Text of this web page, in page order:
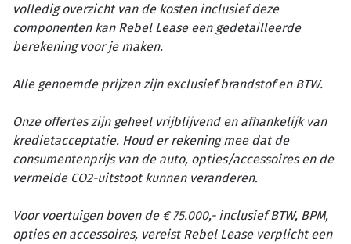
volledig overzicht van de kosten inclusief deze
componenten kan Rebel Lease een gedetailleerde
berekening voor je maken.
Alle genoemde prijzen zijn exclusief brandstof en BTW.
Onze offertes zijn geheel vrijblijvend en afhankelijk van
kredietacceptatie. Houd er rekening mee dat de
consumentenprijs van de auto, opties/accessoires en de
vermelde CO2-uitstoot kunnen veranderen.
Voor voertuigen boven de € 75.000,- inclusief BTW, BPM,
opties en accessoires, vereist Rebel Lease verplicht een